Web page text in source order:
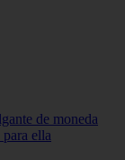
de moneda
ella